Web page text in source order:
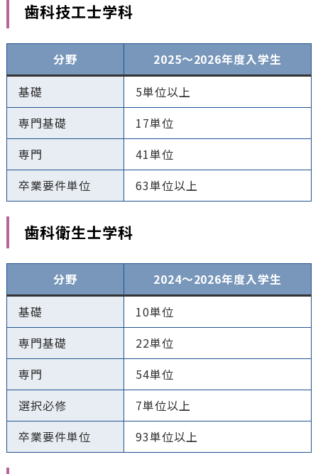
歯科技工士学科
分野
2025～2026年度入学生
基礎
5単位以上
専門基礎
17単位
専門
41単位
卒業要件単位
63単位以上
歯科衛生士学科
分野
2024〜2026年度入学生
基礎
10単位
専門基礎
22単位
専門
54単位
選択必修
7単位以上
卒業要件単位
93単位以上